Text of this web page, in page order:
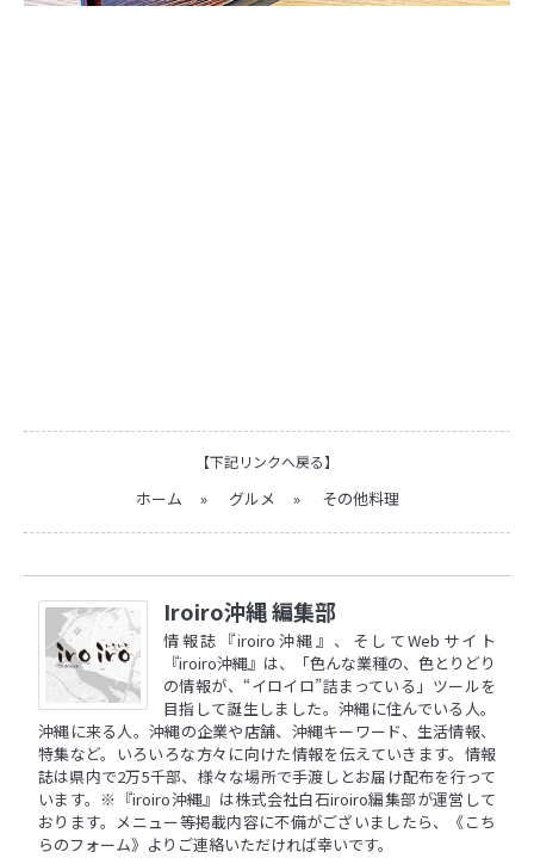
【下記リンクへ戻る】
ホーム » グルメ » その他料理
Iroiro沖縄 編集部
情報誌『iroiro沖縄』、そしてWebサイト
『iroiro沖縄』は、「色んな業種の、色とりどり
の情報が、“イロイロ”詰まっている」ツールを
目指して誕生しました。沖縄に住んでいる人。
沖縄に来る人。沖縄の企業や店舗、沖縄キーワード、生活情報、
特集など。いろいろな方々に向けた情報を伝えていきます。情報
誌は県内で2万5千部、様々な場所で手渡しとお届け配布を行って
います。※『iroiro沖縄』は株式会社白石iroiro編集部が運営して
おります。メニュー等掲載内容に不備がございましたら、
《こち
らのフォーム》 よりご連絡いただければ幸いです。